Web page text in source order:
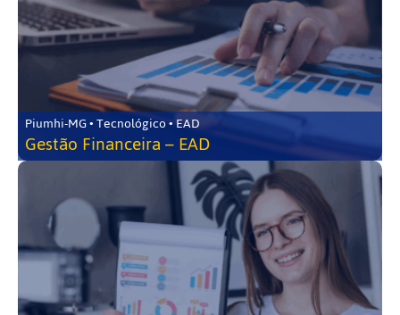
Piumhi-MG • Tecnológico • EAD
Gestão Financeira – EAD